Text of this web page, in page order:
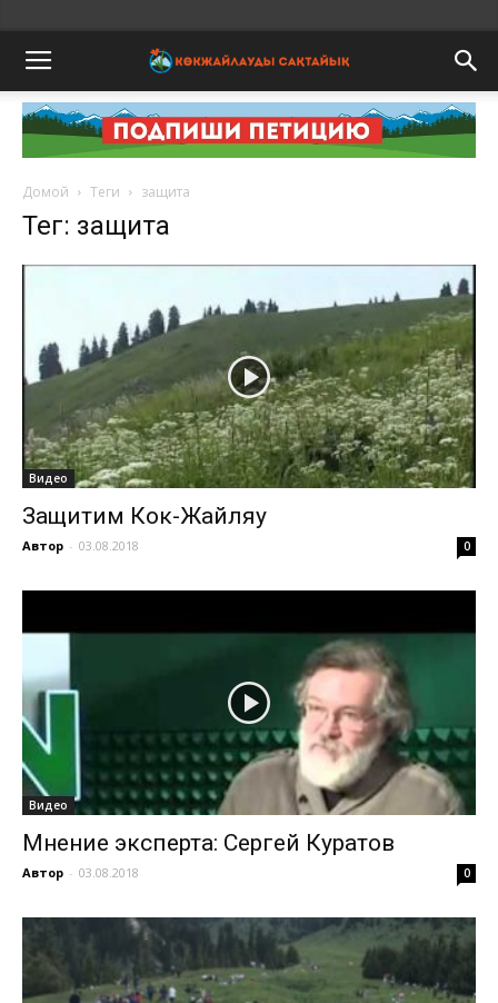
Домой Теги защита
Тег: защита
Видео
Защитим Кок-Жайляу
Автор - 03.08.2018 0
Видео
Мнение эксперта: Сергей Куратов
Автор - 03.08.2018 0